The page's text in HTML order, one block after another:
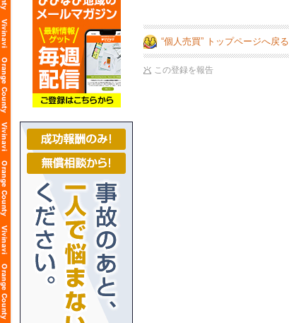
“個人売買” トップページへ戻る
この登録を報告